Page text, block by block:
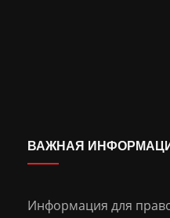
ВАЖНАЯ
Информация для